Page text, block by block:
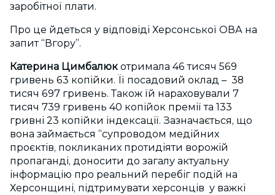
заробітної плати.
Про це йдеться у відповіді Херсонської ОВА на
запит “Вгору”.
Катерина Цимбалюк отримала 46 тисяч 569
гривень 63 копійки. Її посадовий оклад – 38
тисяч 697 гривень. Також їй нараховували 7
тисяч 739 гривень 40 копійок премії та 133
гривні 23 копійки індексації. Зазначається, що
вона займається “супроводом медійних
проєктів, покликаних протидіяти ворожій
пропаганді, доносити до загалу актуальну
інформацію про реальний перебіг подій на
Херсонщині, підтримувати херсонців у важкі